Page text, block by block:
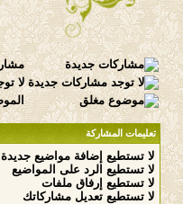
لا
تعليمات المشاركة
لا تستطيع إضافة مواضيع جديدة
لا تستطيع الرد على المواضيع
لا تستطيع إرفاق ملفات
لا تستطيع تعديل مشاركاتك